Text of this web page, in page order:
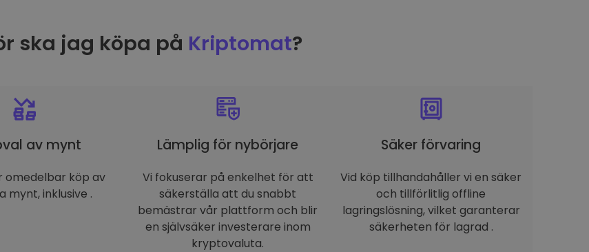
ska jag köpa på Kriptomat?
av mynt
omedelbar köp av
mynt, inklusive .
Lämplig för nybörjare
Vi fokuserar på enkelhet för att
säkerställa att du snabbt
bemästrar vår plattform och blir
en självsäker investerare inom
kryptovaluta.
Säker förvaring
Vid köp tillhandahåller vi en säker
och tillförlitlig offline
lagringslösning, vilket garanterar
säkerheten för lagrad .